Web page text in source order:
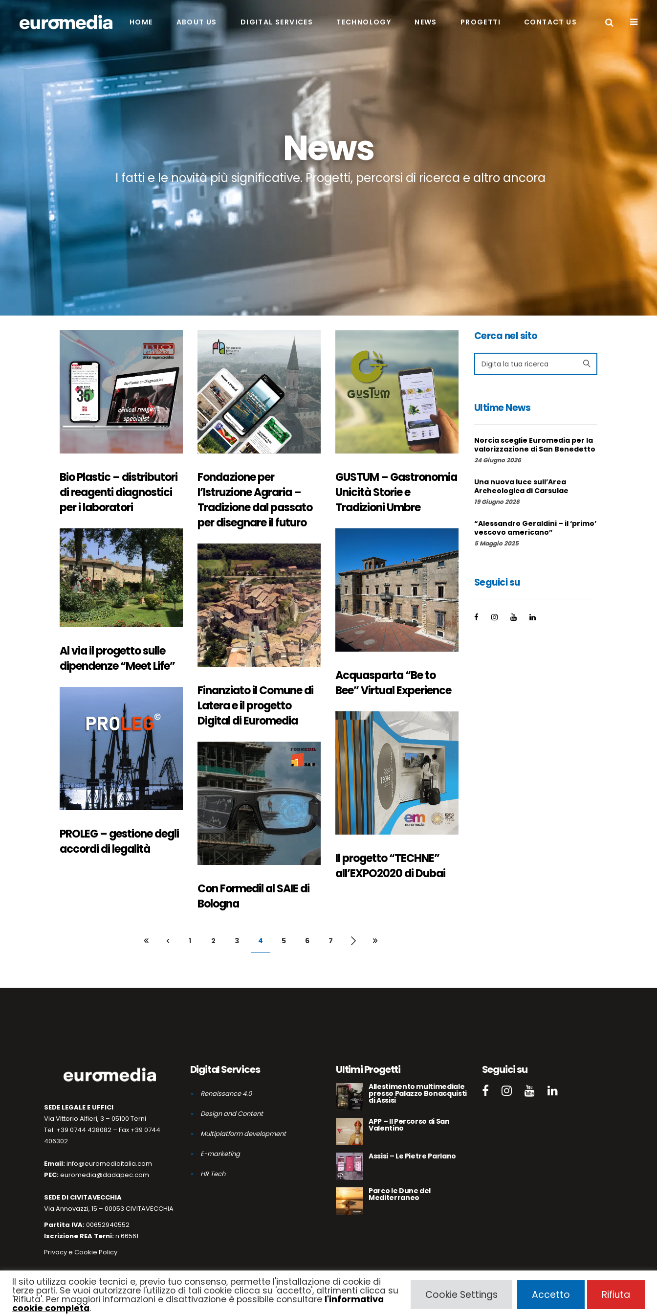
HOME ABOUT US DIGITAL SERVICES TECHNOLOGY NEWS PROGETTI CONTACT US
News
I fatti e le novità più significative. Progetti, percorsi di ricerca e altro ancora
Bio Plastic – distributori
di reagenti diagnostici
per i laboratori
Fondazione per
l’Istruzione Agraria –
Tradizione dal passato
per disegnare il futuro
GUSTUM – Gastronomia
Unicità Storie e
Tradizioni Umbre
Al via il progetto sulle
dipendenze “Meet Life”
Acquasparta “Be to
Bee” Virtual Experience
Finanziato il Comune di
Latera e il progetto
Digital di Euromedia
PROLEG – gestione degli
accordi di legalità
Il progetto “TECHNE”
all’EXPO2020 di Dubai
Con Formedil al SAIE di
Bologna
1 2 3 4 5 6 7
Cerca nel sito
Search
for:
Ultime News
Norcia sceglie Euromedia per la
valorizzazione di San Benedetto
24 Giugno 2026
Una nuova luce sull’Area
Archeologica di Carsulae
19 Giugno 2026
“Alessandro Geraldini – il ‘primo’
vescovo americano”
5 Maggio 2025
Seguici su
SEDE LEGALE E UFFICI
Via Vittorio Alfieri, 3 – 05100 Terni
Tel. +39 0744 428082 – Fax +39 0744
406302
Email:info@euromediaitalia.com
PEC:euromedia@dadapec.com
SEDE DI CIVITAVECCHIA
Via Annovazzi, 15 – 00053 CIVITAVECCHIA
Partita IVA:00652940552
Iscrizione REA Terni:n.66561
Privacy e Cookie Policy
Digital Services
Renaissance 4.0
Design and Content
Multiplatform development
E-marketing
HR Tech
Ultimi Progetti
Allestimento multimediale
presso Palazzo Bonacquisti
di Assisi
APP – Il Percorso di San
Valentino
Assisi – Le Pietre Parlano
Parco le Dune del
Mediterraneo
Seguici su
Il sito utilizza cookie tecnici e, previo tuo consenso, permette l'installazione di cookie di
terze parti. Se vuoi autorizzare l'utilizzo di tali cookie clicca su 'accetto', altrimenti clicca su
'Rifiuta'. Per maggiori informazioni e disattivazione è possibile consultare l'informativa
cookie completa.
Cookie Settings Accetto Rifiuta